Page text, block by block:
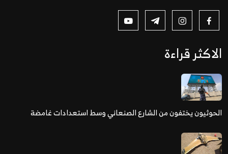
الاكثر قراءة
الحوثيون يختفون من الشارع الصنعاني وسط استعدادات غامضة